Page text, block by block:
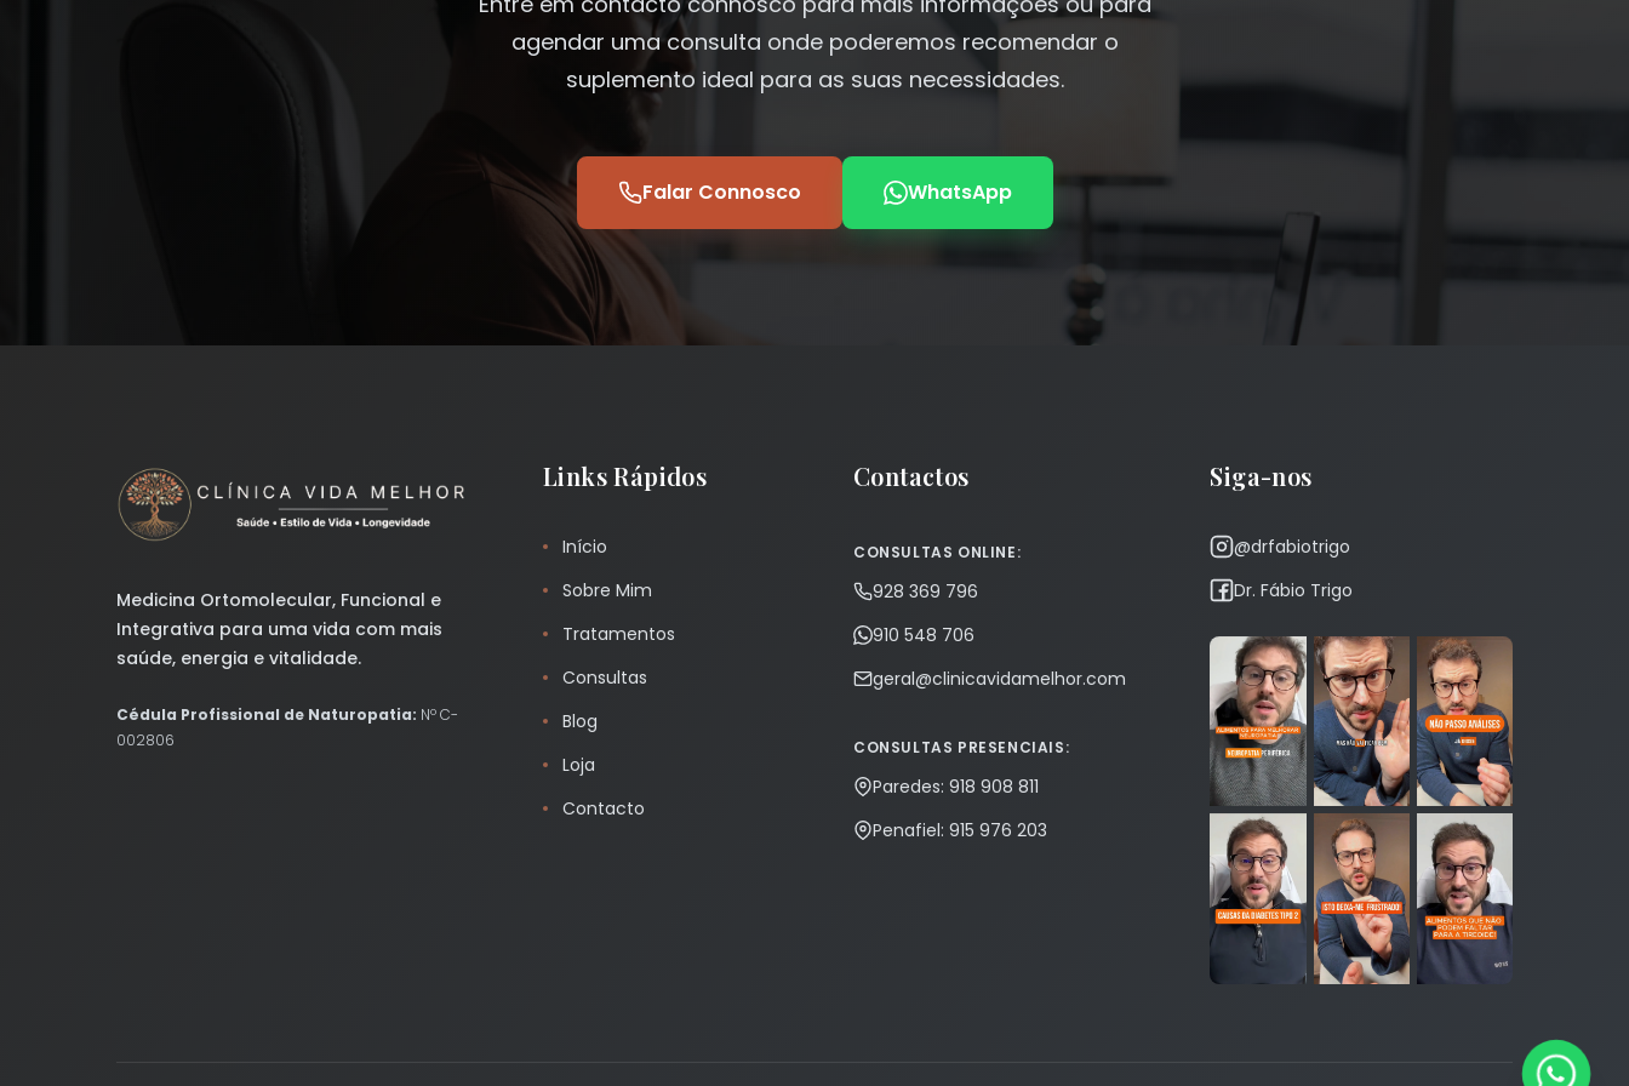
agendar uma consulta onde poderemos recomendar o
suplemento ideal para as suas necessidades.
Falar Connosco WhatsApp
Medicina Ortomolecular, Funcional e
Integrativa para uma vida com mais
saúde, energia e vitalidade.
Cédula Profissional de Naturopatia: Nº C-
002806
Links Rápidos
Início
Sobre Mim
Tratamentos
Consultas
Blog
Loja
Contacto
Contactos
CONSULTAS ONLINE:
928 369 796
910 548 706
geral@clinicavidamelhor.com
CONSULTAS PRESENCIAIS:
Paredes: 918 908 811
Penafiel: 915 976 203
Siga-nos
@drfabiotrigo
Dr. Fábio Trigo